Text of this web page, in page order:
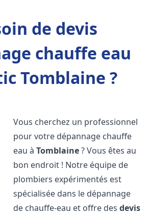
de devis
chauffe eau
Tomblaine ?
Vous cherchez un professionnel
pour votre dépannage chauffe
eau àTomblaine? Vous êtes au
bon endroit ! Notre équipe de
plombiers expérimentés est
spécialisée dans le dépannage
de chauffe-eau et offre desdevis